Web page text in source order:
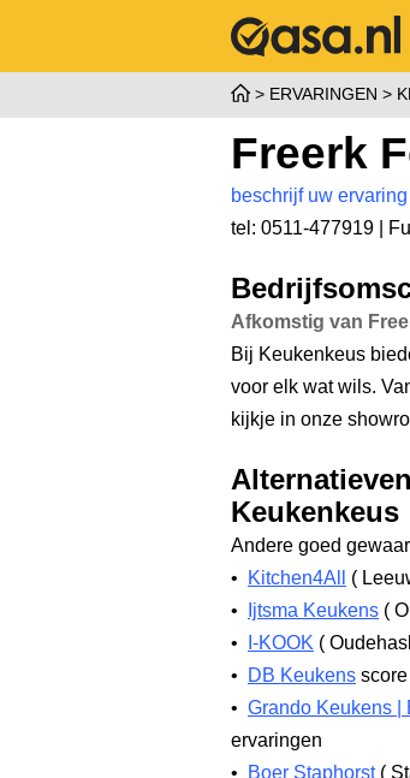
ERVARINGEN
Freerk
beschrijf uw ervaring
tel: 0511-477919 |
Afkomstig van
Bij Keukenkeus
voor elk wat wils.
kijkje in onze
Keukenkeus
Andere goed
•
Kitchen4All (
•
Ijtsma Keukens (
•
I-KOOK (
•
DB Keukens
• Grando Keukens |
ervaringen
•
Boer Staphorst (